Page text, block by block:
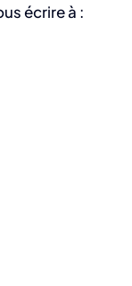
écrire à :